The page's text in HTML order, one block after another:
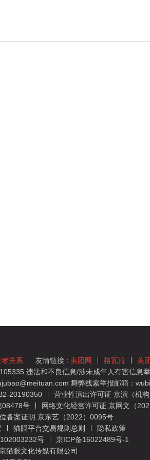
关系 友情链接 : 美团网 格瓦拉 美
违法和不良信息/涉未成年人有害信息
舞弊线索举报邮箱：
20190350
营业性演出许可证 京演（机
08478号
网络文化经营许可证 京网文（
备案证明 京东艺（2022）0095号
猫眼平台交易规则总则
隐私政策
号
京ICP备16022489号-1
猫眼文化传媒有限公司